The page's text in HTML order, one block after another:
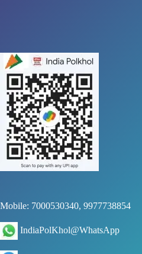
Mobile: 7000530340, 9977738854
IndiaPolKhol@WhatsApp